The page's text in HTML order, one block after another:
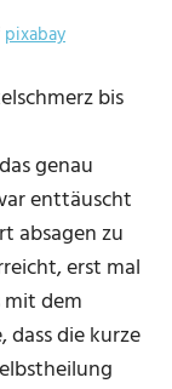
pixabay
bis
genau
enttäuscht
absagen zu
erst mal
mit dem
dass die kurze